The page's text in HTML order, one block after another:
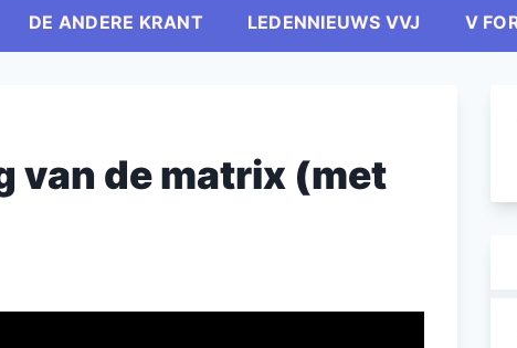
DE ANDERE KRANT LEDENNIEUWS VVJ V
van de matrix (met